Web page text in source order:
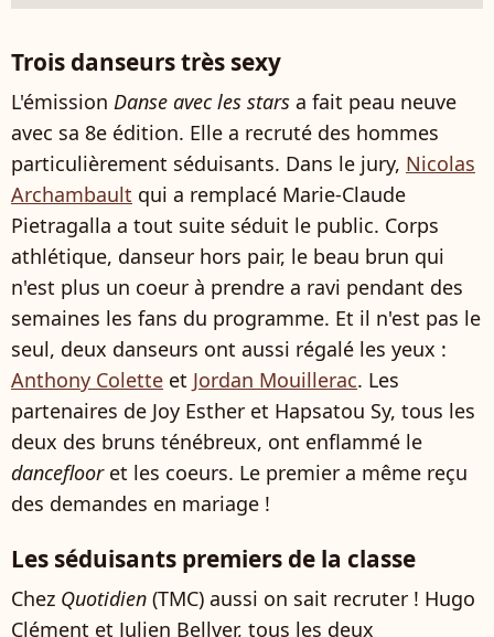
Trois danseurs très sexy
L'émission Danse avec les stars a fait peau neuve
avec sa 8e édition. Elle a recruté des hommes
particulièrement séduisants. Dans le jury, Nicolas
Archambault qui a remplacé Marie-Claude
Pietragalla a tout suite séduit le public. Corps
athlétique, danseur hors pair, le beau brun qui
n'est plus un coeur à prendre a ravi pendant des
semaines les fans du programme. Et il n'est pas le
seul, deux danseurs ont aussi régalé les yeux :
Anthony Colette et Jordan Mouillerac. Les
partenaires de Joy Esther et Hapsatou Sy, tous les
deux des bruns ténébreux, ont enflammé le
danceflooret les coeurs. Le premier a même reçu
des demandes en mariage !
Les séduisants premiers de la classe
Chez Quotidien (TMC) aussi on sait recruter ! Hugo
Clément et Julien Bellver, tous les deux